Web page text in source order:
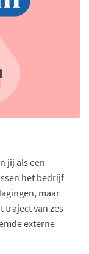
jij als een
het bedrijf
maar
van zes
externe